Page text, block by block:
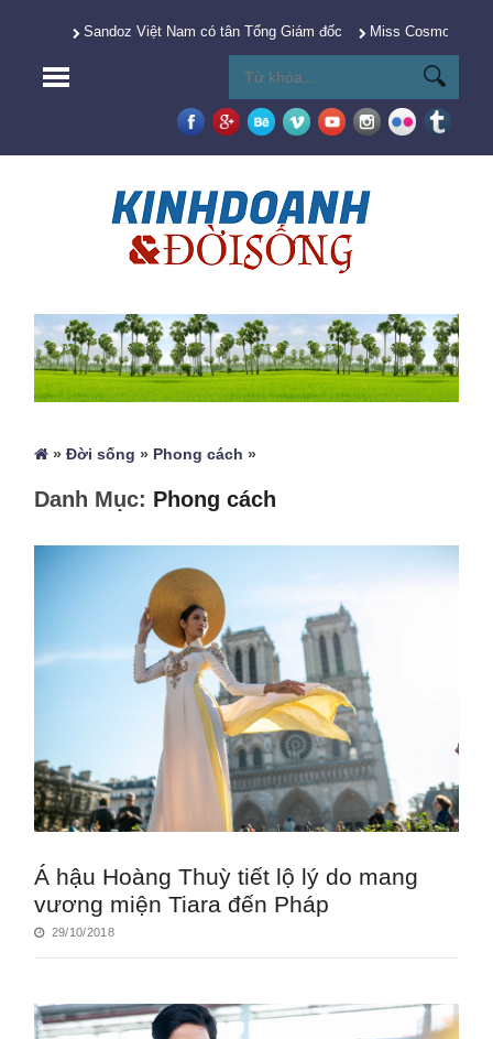
Sandoz Việt Nam có tân Tổng Giám đốc Miss Cosmo 2025
»Đời sống » Phong cách »
Danh Mục: Phong cách
Á hậu Hoàng Thuỳ tiết lộ lý do mang
vương miện Tiara đến Pháp
29/10/2018